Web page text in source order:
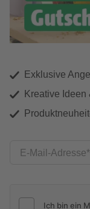
Exklusive
Kreative
E-Mail-Adresse